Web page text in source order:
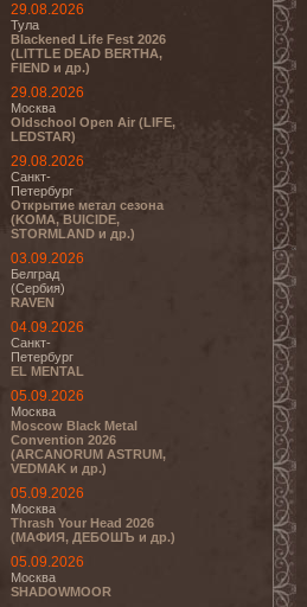
29.08.2026
Тула
Blackened Life Fest 2026
(LITTLE DEAD BERTHA,
FIEND и др.)
29.08.2026
Москва
Oldschool Open Air (LIFE,
LEDSTAR)
29.08.2026
Санкт-
Петербург
Открытие метал сезона
(KOMA, BUICIDE,
STORMLAND и др.)
03.09.2026
Белград
(Сербия)
RAVEN
04.09.2026
Санкт-
Петербург
EL MENTAL
05.09.2026
Москва
Moscow Black Metal
Convention 2026
(ARCANORUM ASTRUM,
VEDMAK и др.)
05.09.2026
Москва
Thrash Your Head 2026
(МАФИЯ, ДЕБОШЪ и др.)
05.09.2026
Москва
SHADOWMOOR